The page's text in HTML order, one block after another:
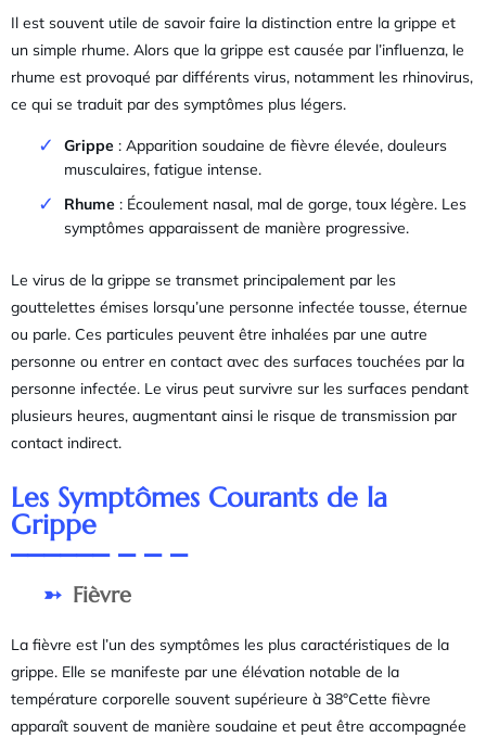
Il est souvent utile de savoir faire la distinction entre la grippe et
un simple rhume. Alors que la grippe est causée par l’influenza, le
rhume est provoqué par différents virus, notamment les rhinovirus,
ce qui se traduit par des symptômes plus légers.
Grippe : Apparition soudaine de fièvre élevée, douleurs
musculaires, fatigue intense.
Rhume : Écoulement nasal, mal de gorge, toux légère. Les
symptômes apparaissent de manière progressive.
Le virus de la grippe se transmet principalement par les
gouttelettes émises lorsqu’une personne infectée tousse, éternue
ou parle. Ces particules peuvent être inhalées par une autre
personne ou entrer en contact avec des surfaces touchées par la
personne infectée. Le virus peut survivre sur les surfaces pendant
plusieurs heures, augmentant ainsi le risque de transmission par
contact indirect.
Les Symptômes Courants de la
Grippe
Fièvre
La fièvre est l’un des symptômes les plus caractéristiques de la
grippe. Elle se manifeste par une élévation notable de la
température corporelle souvent supérieure à 38°Cette fièvre
apparaît souvent de manière soudaine et peut être accompagnée